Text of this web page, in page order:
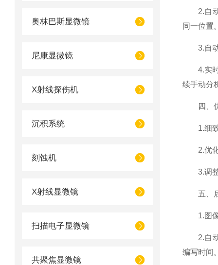
奥林巴斯显微镜
尼康显微镜
X射线探伤机
沉积系统
刻蚀机
X射线显微镜
扫描电子显微镜
共聚焦显微镜
2.自动
同一位置
3.自动
4.实时
续手动分
四、优
1.细致
2.优化
3.调整
五、后
1.图像
2.自动
编写时间